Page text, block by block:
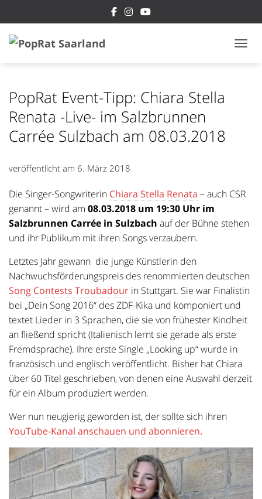
PopRat Event-Tipp: Chiara Stella
Renata -Live- im Salzbrunnen
Carrée Sulzbach am 08.03.2018
veröffentlicht am 6. März 2018
Die Singer-Songwriterin Chiara Stella Renata – auch CSR
genannt –wird am 08.03.2018 um 19:30 Uhr im
Salzbrunnen Carrée in Sulzbach auf der Bühne stehen
und ihr Publikum mit ihren Songs verzaubern.
Letztes Jahr gewann die junge Künstlerin den
Nachwuchsförderungspreis des renommierten deutschen
Song Contests Troubadour in Stuttgart. Sie war Finalistin
bei „Dein Song 2016“ des ZDF-Kika und komponiert und
textet Lieder in 3 Sprachen, die sie von frühester Kindheit
an fließend spricht (Italienisch lernt sie gerade als erste
Fremdsprache). Ihre erste Single „Looking up“ wurde in
französisch und englisch veröffentlicht. Bisher hat Chiara
über 60 Titel geschrieben, von denen eine Auswahl derzeit
für ein Album produziert werden.
Wer nun neugierig geworden ist, der sollte sich ihren
YouTube-Kanal anschauen und abonnieren.